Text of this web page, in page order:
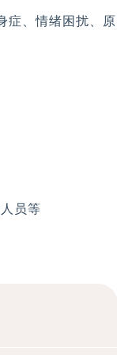
症、情绪困扰、原
员等